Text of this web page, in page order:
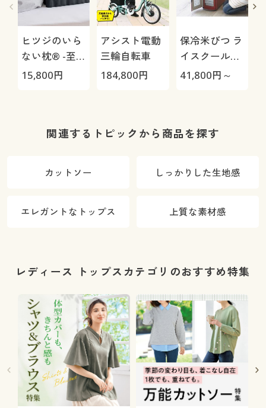
ヒツジのいら
ない枕® -至
極-
15,800円
アシスト電動
三輪自転車
184,800円
保冷米びつ ラ
イスクール
HRC-
41,800円～
関連するトピックから商品を探す
カットソー しっかりした生地感
エレガントなトップス 上質な素材感
レディース トップスカテゴリのおすすめ特集